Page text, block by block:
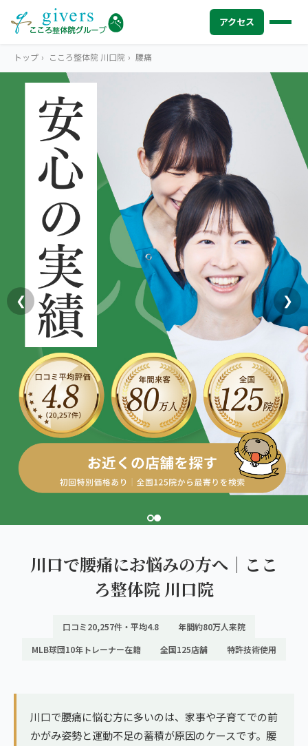
アクセス
HOME トップ
SYMPTOMS 症状から探す
腰痛
肩こり・首こり
四十肩・五十肩
膝痛・関節痛
股関節の痛み
産後の不調・体型の崩れ
骨盤の傾き・歪み
坐骨神経痛
ぎっくり腰
寝違え
姿勢矯正
ゴルフ
ヨガ・ピラティス
MENU メニューから探す
STORE 店舗一覧
AREA エリアから探す
北海道
札幌エリア（13院）
東北
仙台エリア（4院）
関東
池袋エリア（3院）
新宿エリア（3院）
高田馬場エリア（2院）
立川エリア（2院）
広島エリア（4院）
鹿児島エリア（3院）
ABOUT US 私たちについて
こころ整体院グループについて
初めての方へ
giversメソッドGIFT
研究・論文
医師・専門家からの推薦
メディア・実績
お知らせ
ご予約はこちら
OUR CONCEPT
とらわれないカラダを。
トップ › こころ整体院 川口院 › 腰痛
❮ ❯
川口で腰痛にお悩みの方へ｜ここ
ろ整体院 川口院
口コミ20,257件・平均4.8
年間約80万人来院
MLB球団10年トレーナー在籍
全国125店舗 特許技術使用
川口で腰痛に悩む方に多いのは、家事や子育てでの前
かがみ姿勢と運動不足の蓄積が原因のケースです。腰